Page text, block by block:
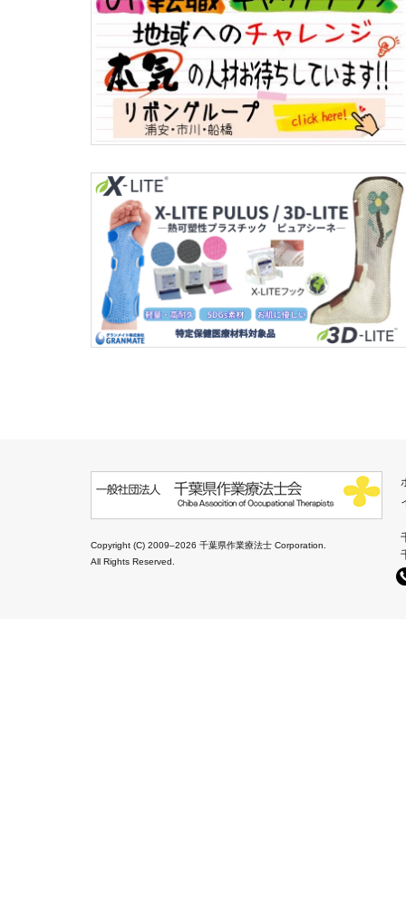
Copyright (C) 2009–2026 千葉県作業療法士 Corporation.
All Rights Reserved.